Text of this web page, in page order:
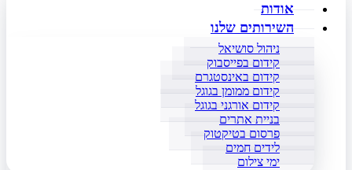
אודות
השירותים שלנו
ניהול סושיאל
קידום בפייסבוק
קידום באינסטגרם
קידום ממומן בגוגל
קידום אורגני בגוגל
בניית אתרים
פרסום בטיקטוק
לידים חמים
ימי צילום